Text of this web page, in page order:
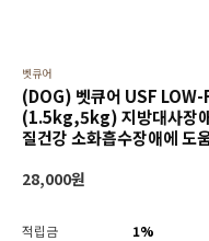
벳큐어
(DOG) 벳큐어 USF LOW-
(1.5kg,5kg) 지방대사장
질건강 소화흡수장애에 도
28,000원
적립금
1%